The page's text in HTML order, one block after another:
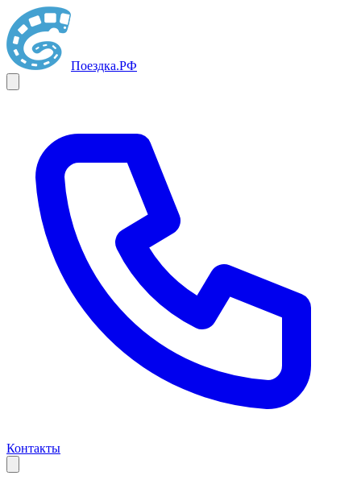
Поездка.РФ
Контакты